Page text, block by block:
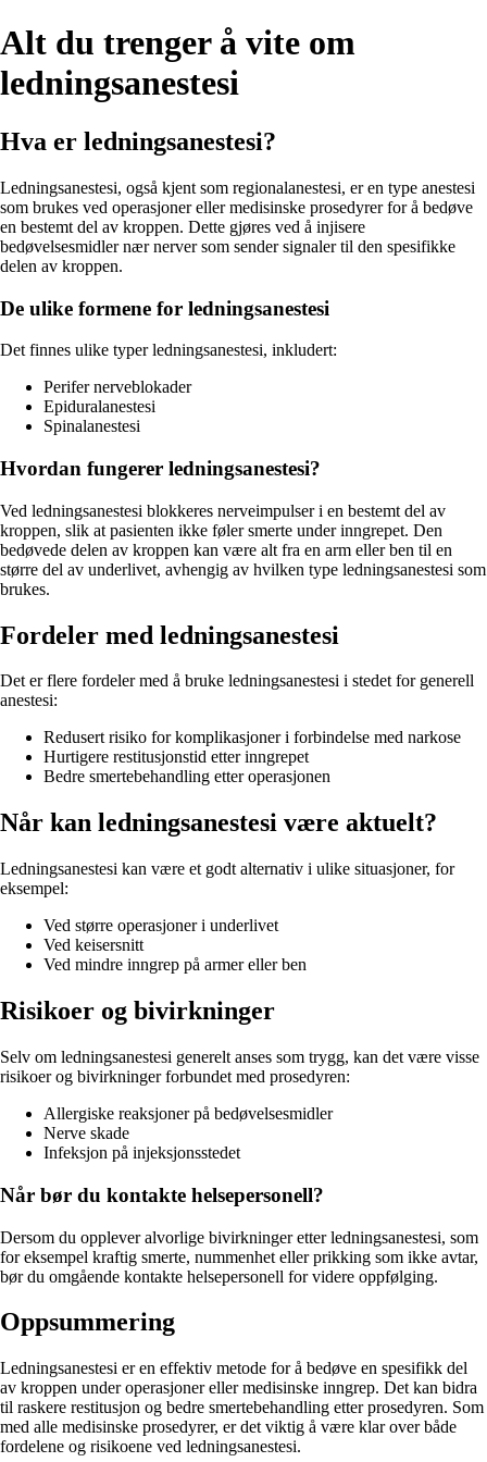
Alt du trenger å vite om
ledningsanestesi
Hva er ledningsanestesi?
Ledningsanestesi, også kjent som regionalanestesi, er en type anestesi
som brukes ved operasjoner eller medisinske prosedyrer for å bedøve
en bestemt del av kroppen. Dette gjøres ved å injisere
bedøvelsesmidler nær nerver som sender signaler til den spesifikke
delen av kroppen.
De ulike formene for ledningsanestesi
Det finnes ulike typer ledningsanestesi, inkludert:
Perifer nerveblokader
Epiduralanestesi
Spinalanestesi
Hvordan fungerer ledningsanestesi?
Ved ledningsanestesi blokkeres nerveimpulser i en bestemt del av
kroppen, slik at pasienten ikke føler smerte under inngrepet. Den
bedøvede delen av kroppen kan være alt fra en arm eller ben til en
større del av underlivet, avhengig av hvilken type ledningsanestesi som
brukes.
Fordeler med ledningsanestesi
Det er flere fordeler med å bruke ledningsanestesi i stedet for generell
anestesi:
Redusert risiko for komplikasjoner i forbindelse med narkose
Hurtigere restitusjonstid etter inngrepet
Bedre smertebehandling etter operasjonen
Når kan ledningsanestesi være aktuelt?
Ledningsanestesi kan være et godt alternativ i ulike situasjoner, for
eksempel:
Ved større operasjoner i underlivet
Ved keisersnitt
Ved mindre inngrep på armer eller ben
Risikoer og bivirkninger
Selv om ledningsanestesi generelt anses som trygg, kan det være visse
risikoer og bivirkninger forbundet med prosedyren:
Allergiske reaksjoner på bedøvelsesmidler
Nerve skade
Infeksjon på injeksjonsstedet
Når bør du kontakte helsepersonell?
Dersom du opplever alvorlige bivirkninger etter ledningsanestesi, som
for eksempel kraftig smerte, nummenhet eller prikking som ikke avtar,
bør du omgående kontakte helsepersonell for videre oppfølging.
Oppsummering
Ledningsanestesi er en effektiv metode for å bedøve en spesifikk del
av kroppen under operasjoner eller medisinske inngrep. Det kan bidra
til raskere restitusjon og bedre smertebehandling etter prosedyren. Som
med alle medisinske prosedyrer, er det viktig å være klar over både
fordelene og risikoene ved ledningsanestesi.